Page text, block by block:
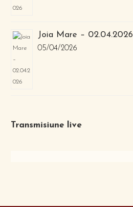
Joia Mare – 02.04.2026
05/04/2026
Transmisiune live